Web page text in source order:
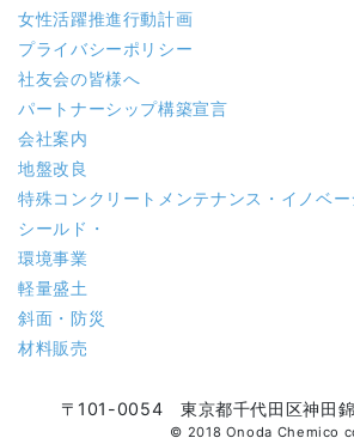
女性活躍推進行動計画
プライバシーポリシー
社友会の皆様へ
パートナーシップ構築宣言
会社案内
地盤改良
特殊コンクリート メンテナンス・イノベー
シールド・
環境事業
軽量盛土
斜面・防災
材料販売
〒101-0054 東京都千代田区神田錦
© 2018 Onoda Chemico